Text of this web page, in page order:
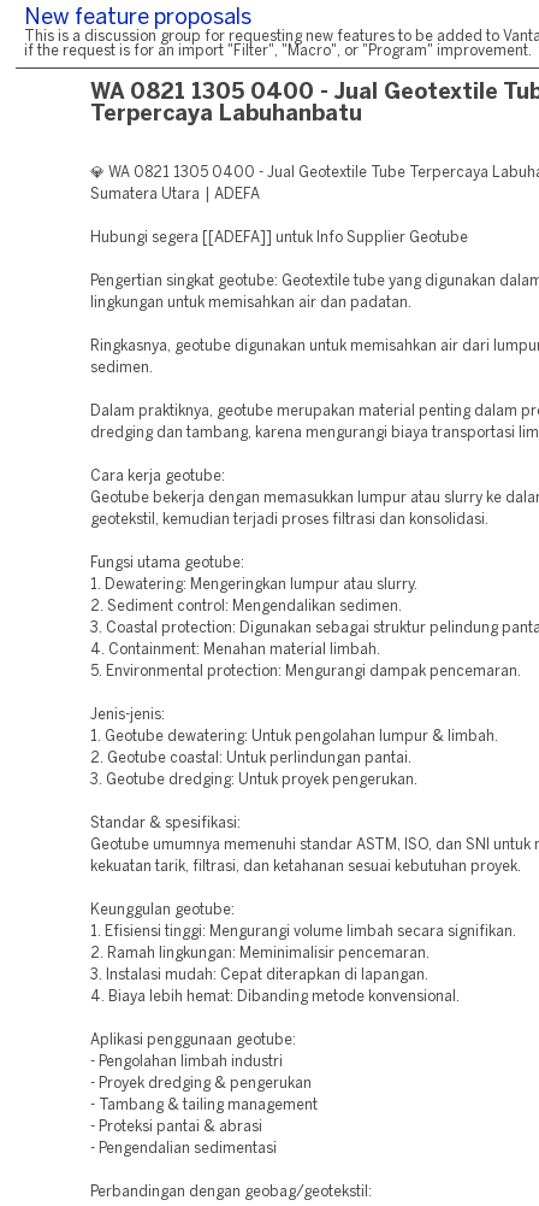
New feature proposals
This is a discussion group for requesting new features to be added to
if the request is for an import "Filter", "Macro", or "Program" improvement.
WA 0821 1305 0400 - Jual Geotextile
Terpercaya Labuhanbatu
💎 WA 0821 1305 0400 - Jual Geotextile Tube Terpercaya
Sumatera Utara | ADEFA
Hubungi segera [[ADEFA]] untuk Info Supplier Geotube
Pengertian singkat geotube: Geotextile tube yang digunakan
lingkungan untuk memisahkan air dan padatan.
Ringkasnya, geotube digunakan untuk memisahkan air dari
sedimen.
Dalam praktiknya, geotube merupakan material penting dalam
dredging dan tambang, karena mengurangi biaya transportasi
Cara kerja geotube:
Geotube bekerja dengan memasukkan lumpur atau slurry ke
geotekstil, kemudian terjadi proses filtrasi dan konsolidasi.
Fungsi utama geotube:
1. Dewatering: Mengeringkan lumpur atau slurry.
2. Sediment control: Mengendalikan sedimen.
3. Coastal protection: Digunakan sebagai struktur pelindung
4. Containment: Menahan material limbah.
5. Environmental protection: Mengurangi dampak pencemaran.
Jenis-jenis:
1. Geotube dewatering: Untuk pengolahan lumpur & limbah.
2. Geotube coastal: Untuk perlindungan pantai.
3. Geotube dredging: Untuk proyek pengerukan.
Standar & spesifikasi:
Geotube umumnya memenuhi standar ASTM, ISO, dan SNI untuk
kekuatan tarik, filtrasi, dan ketahanan sesuai kebutuhan proyek.
Keunggulan geotube:
1. Efisiensi tinggi: Mengurangi volume limbah secara signifikan.
2. Ramah lingkungan: Meminimalisir pencemaran.
3. Instalasi mudah: Cepat diterapkan di lapangan.
4. Biaya lebih hemat: Dibanding metode konvensional.
Aplikasi penggunaan geotube:
- Pengolahan limbah industri
- Proyek dredging & pengerukan
- Tambang & tailing management
- Proteksi pantai & abrasi
- Pengendalian sedimentasi
Perbandingan dengan geobag/geotekstil: